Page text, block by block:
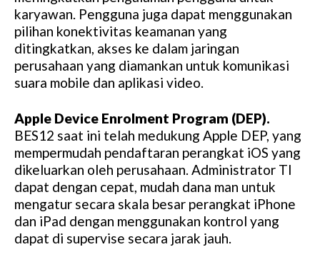
karyawan. Pengguna juga dapat menggunakan
pilihan konektivitas keamanan yang
ditingkatkan, akses ke dalam jaringan
perusahaan yang diamankan untuk komunikasi
suara mobile dan aplikasi video.
Apple Device Enrolment Program (DEP).
BES12 saat ini telah medukung Apple DEP, yang
mempermudah pendaftaran perangkat iOS yang
dikeluarkan oleh perusahaan. Administrator TI
dapat dengan cepat, mudah dana man untuk
mengatur secara skala besar perangkat iPhone
dan iPad dengan menggunakan kontrol yang
dapat di supervise secara jarak jauh.